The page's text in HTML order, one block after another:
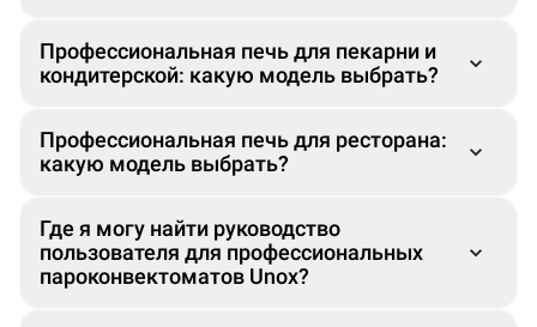
™
™
™
™
Профессиональная печь для пекарни и
кондитерской: какую модель выбрать?
Профессиональная печь для ресторана:
какую модель выбрать?
Где я могу найти руководство
пользователя для профессиональных
пароконвектоматов Unox?